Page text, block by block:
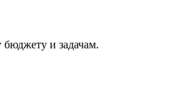
и задачам.